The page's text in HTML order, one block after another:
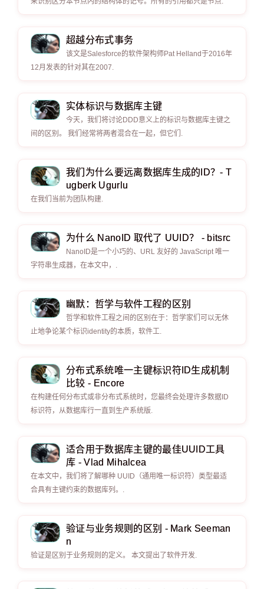
超越分布式事务
该文是Salesforce的软件架构师Pat Helland于2016年
12月发表的针对其在2007.
实体标识与数据库主键
今天，我们将讨论DDD意义上的标识与数据库主键之
间的区别。 我们经常将两者混合在一起，但它们.
我们为什么要远离数据库生成的ID？- T
ugberk Ugurlu
在我们当前为团队构建.
为什么 NanoID 取代了 UUID？ - bitsrc
NanoID是一个小巧的、URL 友好的 JavaScript 唯一
字符串生成器，在本文中，.
幽默：哲学与软件工程的区别
哲学和软件工程之间的区别在于：哲学家们可以无休
止地争论某个标识identity的本质，软件工.
分布式系统唯一主键标识符ID生成机制
比较 - Encore
在构建任何分布式或非分布式系统时，您最终会处理许多数据ID
标识符，从数据库行一直到生产系统版.
适合用于数据库主键的最佳UUID工具
库 - Vlad Mihalcea
在本文中，我们将了解哪种 UUID（通用唯一标识符）类型最适
合具有主键约束的数据库列。.
验证与业务规则的区别 - Mark Seeman
n
验证是区别于业务规则的定义。 本文提出了软件开发.